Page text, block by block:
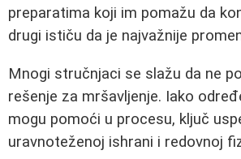
preparatima koji im pomažu da
drugi ističu da je najvažnije
Mnogi stručnjaci se slažu da ne
rešenje za mršavljenje. Iako
mogu pomoći u procesu, ključ
uravnoteženoj ishrani i redovnoj